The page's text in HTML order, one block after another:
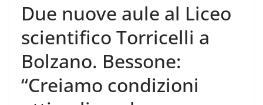
Due nuove aule al Liceo
scientifico Torricelli a
Bolzano. Bessone:
“Creiamo condizioni